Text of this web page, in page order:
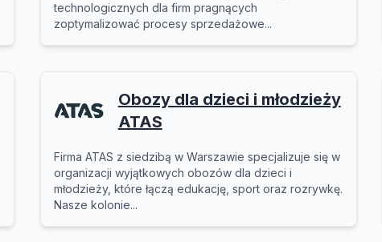
technologicznych dla firm pragnących
zoptymalizować procesy sprzedażowe...
Obozy dla dzieci i młodzieży
ATAS
Firma ATAS z siedzibą w Warszawie specjalizuje się w
organizacji wyjątkowych obozów dla dzieci i
młodzieży, które łączą edukację, sport oraz rozrywkę.
Nasze kolonie...